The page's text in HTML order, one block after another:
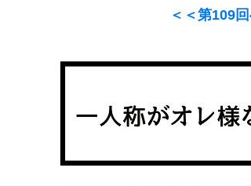
＜＜第109